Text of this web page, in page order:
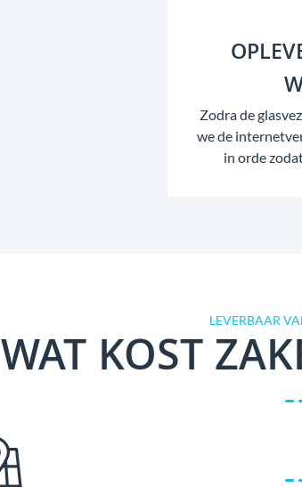
Zodra de
we de
in orde
LEVERBAAR
WAT KOST